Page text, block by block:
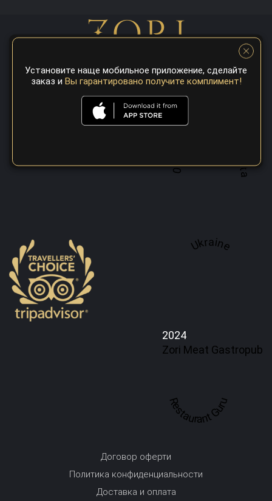
A top 100 best steaks restaurant in
Ukraine
2024
Zori Meat Gastropub
Restaurant Guru
Договор оферти
Политика конфиденциальности
Доставка и оплата
Установите наще мобильное приложение, сделайте
заказ и Вы гарантировано получите комплимент!